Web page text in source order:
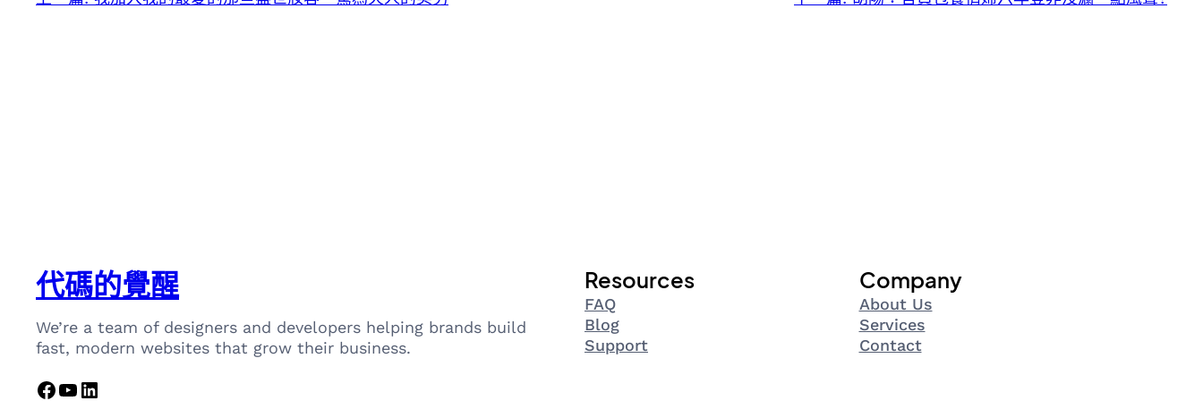
代碼的覺醒
We’re a team of designers and developers helping brands build
fast, modern websites that grow their business.
Facebook YouTube LinkedIn
Resources
FAQ
Blog
Support
Company
About Us
Services
Contact